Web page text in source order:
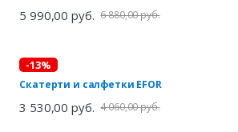
5 990,00 руб. 6 880,00 руб.
-13%
Скатерти и салфетки EFOR
3 530,00 руб. 4 060,00 руб.